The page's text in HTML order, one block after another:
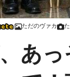
ただのヴァカ
あ